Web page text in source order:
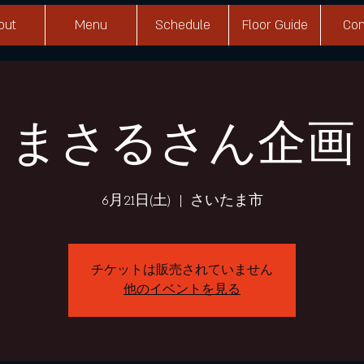
Menu Schedule Floor Guide
まさるさん企画
6月21日(土)
  |
さいたま市
チケットは販売されていません
他のイベントを見る